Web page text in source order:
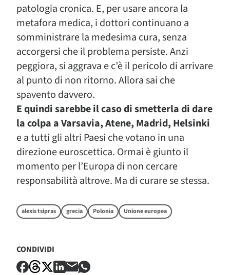
patologia cronica. E, per usare ancora la
metafora medica, i dottori continuano a
somministrare la medesima cura, senza
accorgersi che il problema persiste. Anzi
peggiora, si aggrava e c’è il pericolo di arrivare
al punto di non ritorno. Allora sai che
spavento davvero.
E quindi sarebbe il caso di smetterla di dare
la colpa a Varsavia, Atene, Madrid, Helsinki
e a tutti gli altri Paesi che votano in una
direzione euroscettica. Ormai è giunto il
momento per l’Europa di non cercare
responsabilità altrove. Ma di curare se stessa.
alexis tsipras grecia Polonia Unione europea
CONDIVIDI